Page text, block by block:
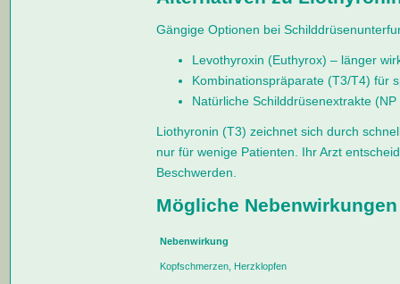
Gängige Optionen bei
Levothyroxin (Euthyrox) – länger
Kombinationspräparate (T3/T4) für
Natürliche Schilddrüsenextrakte
Liothyronin (T3) zeichnet sich durch
nur für wenige Patienten. Ihr Arzt
Beschwerden.
Mögliche Nebenwirkungen
Nebenwirkung
Kopfschmerzen, Herzklopfen